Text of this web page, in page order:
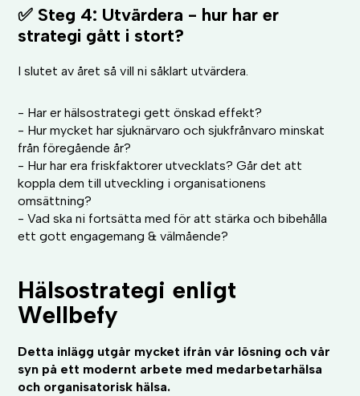
✅ Steg 4: Utvärdera - hur har er
strategi gått i stort?
I slutet av året så vill ni såklart utvärdera.
- Har er hälsostrategi gett önskad effekt?
- Hur mycket har sjuknärvaro och sjukfrånvaro minskat
från föregående år?
- Hur har era friskfaktorer utvecklats? Går det att
koppla dem till utveckling i organisationens
omsättning?
- Vad ska ni fortsätta med för att stärka och bibehålla
ett gott engagemang & välmående?
Hälsostrategi enligt
Wellbefy
Detta inlägg utgår mycket ifrån vår lösning och vår
syn på ett modernt arbete med medarbetarhälsa
och organisatorisk hälsa.